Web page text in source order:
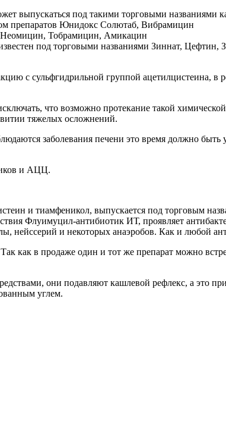
выпускаться под такими торговыми
препаратов Юнидокс Солютаб, Вибрамицин
Неомицин, Тобрамицин, Амикацин
под торговыми названиями Зиннат, Цефтин,
сульфгидрильной группой ацетилцистеина, в
что возможно протекание такой
тяжелых осложнений.
заболевания печени это время должно быть
и АЦЦ.
и тиамфеникол, выпускается под торговым
Флуимуцил-антибиотик ИТ, проявляет
и некоторых анаэробов. Как и любой
как в продаже один и тот же препарат можно
они подавляют кашлевой рефлекс, а это
углем.